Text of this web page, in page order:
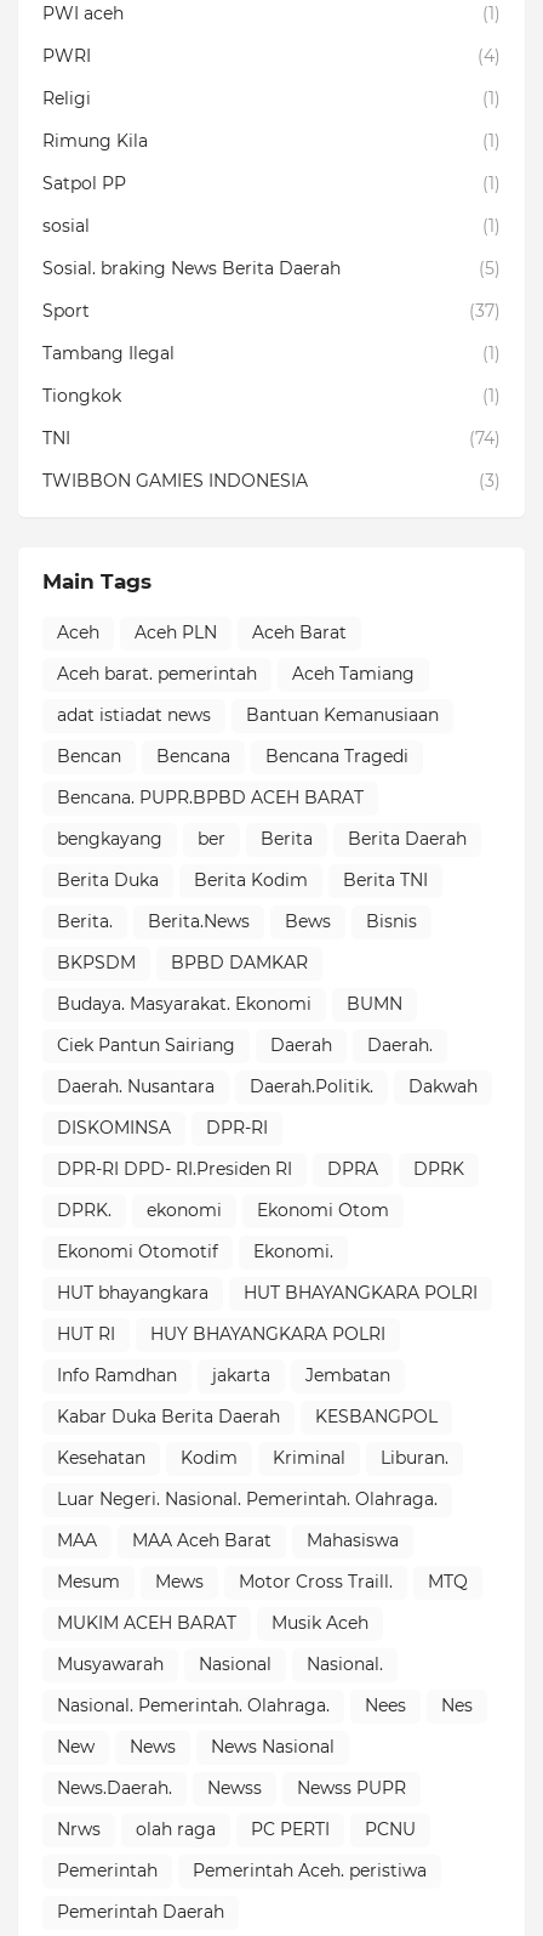
PWI aceh
(1)
PWRI
(4)
Religi
(1)
Rimung Kila
(1)
Satpol PP
(1)
sosial
(1)
Sosial. braking News Berita Daerah
(5)
Sport
(37)
Tambang Ilegal
(1)
Tiongkok
(1)
TNI
(74)
TWIBBON GAMIES INDONESIA
(3)
Main Tags
Aceh Aceh PLN
Aceh Barat
Aceh barat. pemerintah
Aceh Tamiang
adat istiadat news
Bantuan Kemanusiaan
Bencan
Bencana
Bencana Tragedi
Bencana. PUPR.BPBD ACEH BARAT
bengkayang
ber Berita
Berita Daerah
Berita Duka
Berita Kodim
Berita TNI
Berita.
Berita.News Bews
Bisnis
BKPSDM
BPBD DAMKAR
Budaya. Masyarakat. Ekonomi
BUMN
Ciek Pantun Sairiang
Daerah
Daerah.
Daerah. Nusantara
Daerah.Politik.
Dakwah
DISKOMINSA
DPR-RI
DPR-RI DPD- RI.Presiden RI
DPRA
DPRK
DPRK.
ekonomi
Ekonomi Otom
Ekonomi Otomotif
Ekonomi.
HUT bhayangkara
HUT BHAYANGKARA POLRI
HUT RI
HUY BHAYANGKARA POLRI
Info Ramdhan
jakarta
Jembatan
Kabar Duka Berita Daerah
KESBANGPOL
Kesehatan
Kodim Kriminal
Liburan.
Luar Negeri. Nasional. Pemerintah. Olahraga.
MAA
MAA Aceh Barat
Mahasiswa
Mesum
Mews Motor Cross Traill.
MTQ
MUKIM ACEH BARAT
Musik Aceh
Musyawarah
Nasional
Nasional.
Nasional. Pemerintah. Olahraga.
Nees
Nes
New
News
News Nasional
News.Daerah.
Newss
Newss PUPR
Nrws
olah raga PC PERTI
PCNU
Pemerintah
Pemerintah Aceh. peristiwa
Pemerintah Daerah